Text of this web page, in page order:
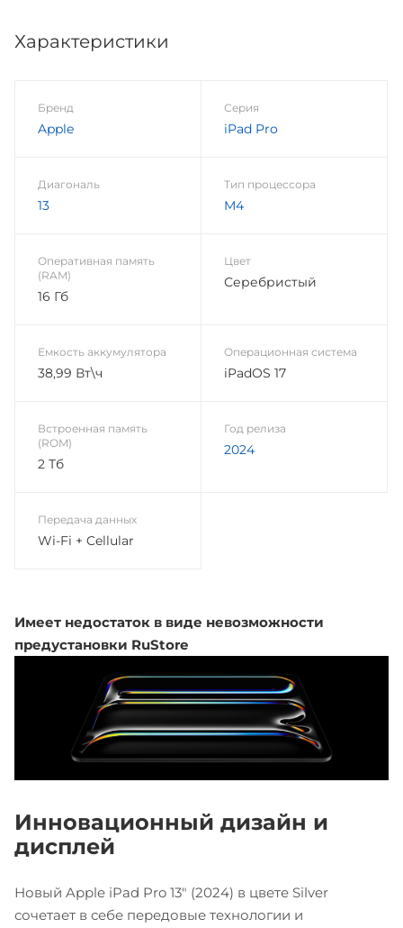
Имеет недостаток в виде невозможности
предустановки RuStore
Инновационный дизайн и
дисплей
Новый Apple iPad Pro 13" (2024) в цвете Silver
сочетает в себе передовые технологии и
Характеристики
Бренд
Apple
Серия
iPad Pro
Диагональ
13
Тип процессора
M4
Оперативная память
(RAM)
16 Гб
Цвет
Серебристый
Емкость аккумулятора
38,99 Вт\ч
Операционная система
iPadOS 17
Встроенная память
(ROM)
2 Тб
Год релиза
2024
Передача данных
Wi-Fi + Cellular